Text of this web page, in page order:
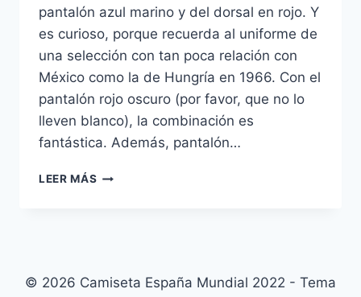
pantalón azul marino y del dorsal en rojo. Y
es curioso, porque recuerda al uniforme de
una selección con tan poca relación con
México como la de Hungría en 1966. Con el
pantalón rojo oscuro (por favor, que no lo
lleven blanco), la combinación es
fantástica. Además, pantalón…
LEER MÁS CAMISETA
© 2026 Camiseta España Mundial 2022 - Tema